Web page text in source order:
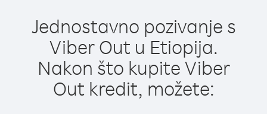
Jednostavno pozivanje s
Viber Out u Etiopija.
Nakon što kupite Viber
Out kredit, možete: